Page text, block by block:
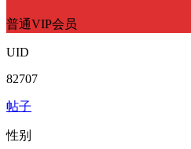
普通VIP会员
UID
82707
帖子
性别